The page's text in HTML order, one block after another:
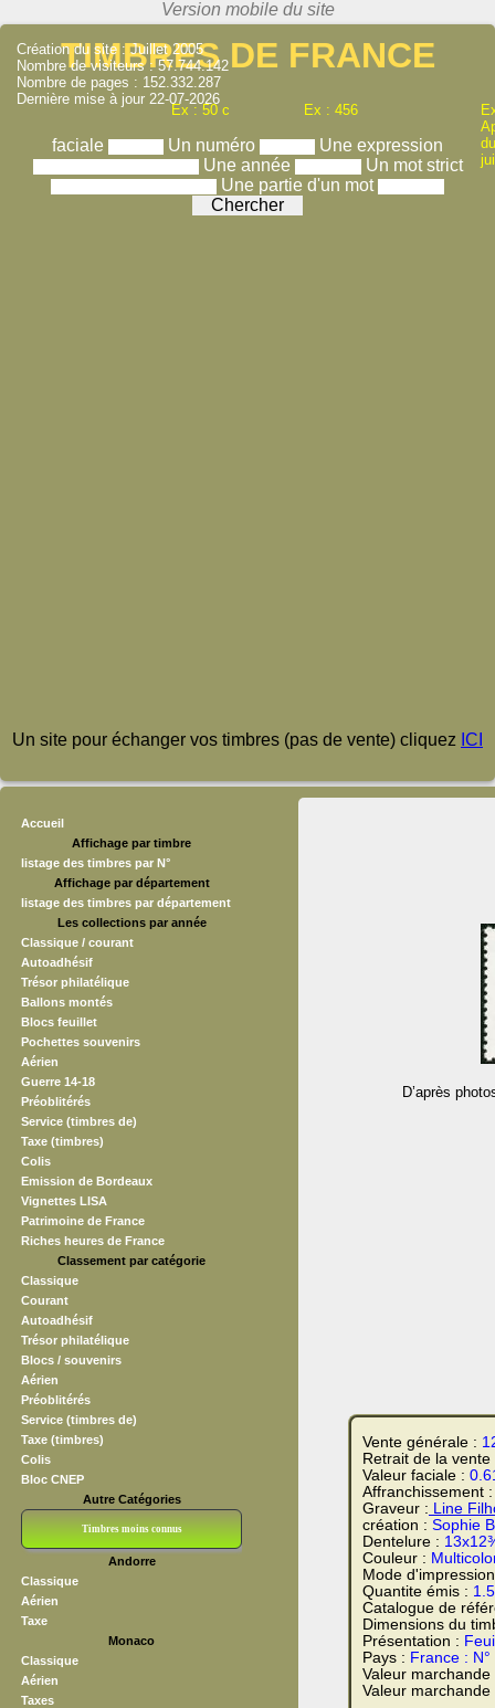
TIMBRES DE FRANCE
Ex : 50 c Ex : 456
faciale Un numéro
Une expression
Une année
Un mot strict
Une partie d'un mot
Création du site : Juillet 2005
Nombre de visiteurs : 57.744.142
Nombre de pages : 152.332.287
Dernière mise à jour 22-07-2026
Un site pour échanger vos timbres (pas de vente) cliquez ICI
Accueil
Affichage par timbre
listage des timbres par N°
Affichage par département
listage des timbres par département
Les collections par année
Classique / courant
Autoadhésif
Trésor philatélique
Ballons montés
Blocs feuillet
Pochettes souvenirs
Aérien
Guerre 14-18
Préoblitérés
Service (timbres de)
Taxe (timbres)
Colis
Emission de Bordeaux
Vignettes LISA
Patrimoine de France
Riches heures de France
Classement par catégorie
Classique
Courant
Autoadhésif
Trésor philatélique
Blocs / souvenirs
Aérien
Préoblitérés
Service (timbres de)
Taxe (timbres)
Colis
Bloc CNEP
Autre Catégories
Timbres moins connus
Andorre
Classique
Aérien
Taxe
Monaco
Classique
Aérien
Taxes
D’après
Vente générale :
Retrait de la
Valeur faciale :
Affranchissement
Graveur : Line
création : Sophie
Dentelure :
Couleur :
Mode
Quantite émis :
Catalogue de
Dimensions du
Présentation :
Pays : France :
Valeur
Valeur